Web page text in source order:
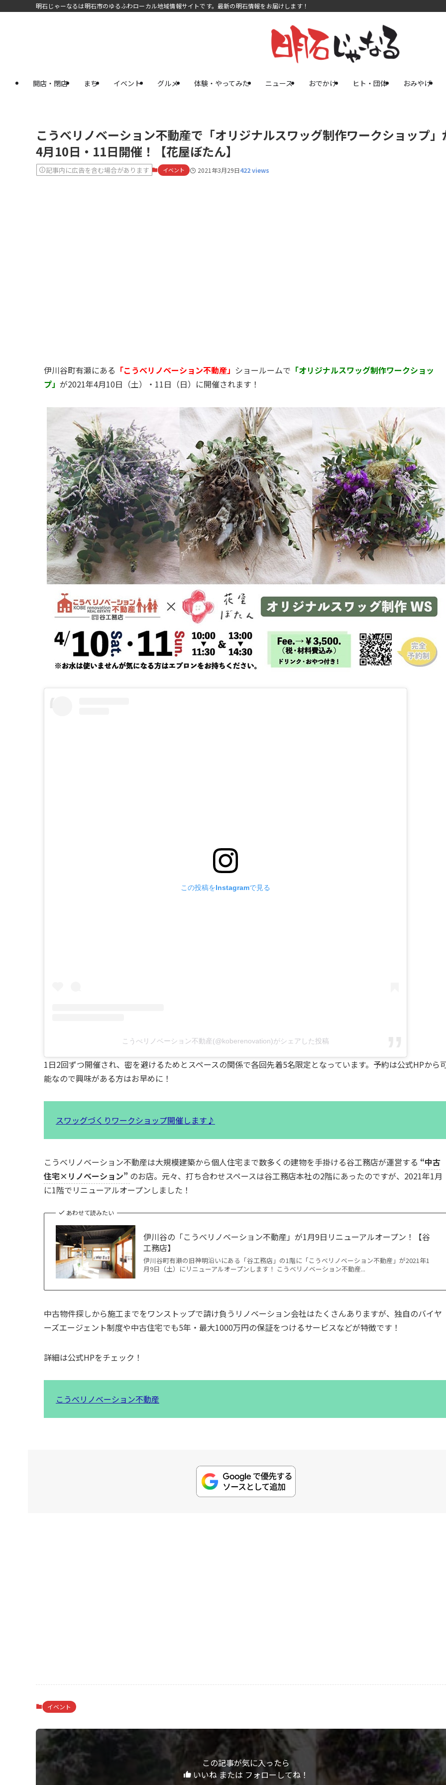
明石じゃーなるは明石市のゆるふわローカル地域情報サイトです。最新の明石情報をお届けします！
開店・閉店 まち イベント グルメ 体験・やってみた ニュース おでかけ ヒト・団体 おみやげ
こうべリノベーション不動産で「オリジナルスワッグ制作ワークショップ」
4月10日・11日開催！【花屋ぼたん】
記事内に広告を含む場合があります イベント 2021年3月29日422 views
伊川谷町有瀬にある 「こうべリノベーション不動産」 ショールームで 「オリジナルスワッグ制作ワークショッ
プ」 が2021年4月10日（土）・11日（日）に開催されます！
この投稿をInstagramで見る
こうべリノベーション不動産(@koberenovation)がシェアした投稿
1日2回ずつ開催され、密を避けるためとスペースの関係で各回先着5名限定となっています。予約は公式HPから
能なので興味がある方はお早めに！
スワッグづくりワークショップ開催します♪
こうべリノベーション不動産は大規模建築から個人住宅まで数多くの建物を手掛ける谷工務店が運営する “中古
住宅×リノベーション” のお店。元々、打ち合わせスペースは谷工務店本社の2階にあったのですが、2021年1月
に1階でリニューアルオープンしました！
あわせて読みたい
伊川谷の「こうべリノベーション不動産」が1月9日リニューアルオープン！【谷
工務店】
伊川谷町有瀬の旧神明沿いにある「谷工務店」の1階に「こうべリノベーション不動産」が2021年1
月9日（土）にリニューアルオープンします！ こうべリノベーション不動産...
中古物件探しから施工までをワンストップで請け負うリノベーション会社はたくさんありますが、独自のバイヤ
ーズエージェント制度や中古住宅でも5年・最大1000万円の保証をつけるサービスなどが特徴です！
詳細は公式HPをチェック！
こうべリノベーション不動産
イベント
この記事が気に入ったら
いいね または フォローしてね！